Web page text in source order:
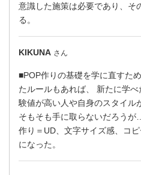
意識した施策は必要であり、そ
る。
KIKUNA さん
■POP作りの基礎を学に直すた
たルールもあれば、 新たに学
験値が高い人や自身のスタイル
そもそも手に取らないだろう
作り＝UD、文字サイズ感、コ
になった。